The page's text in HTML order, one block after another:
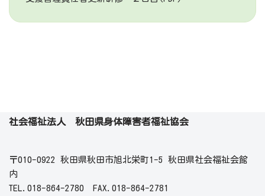
社会福祉法人 秋田県身体障害者福祉協会
〒010-0922 秋田県秋田市旭北栄町1-5 秋田県社会福祉会館
内
TEL.018-864-2780 FAX.018-864-2781